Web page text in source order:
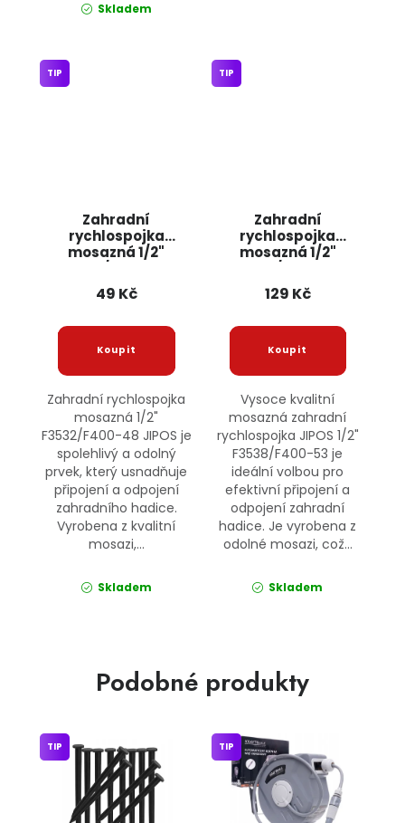
Skladem
Zahradní
rychlospojka
mosazná 1/2"
F3532/F400-48
JIPOS
TIP
49 Kč
Zahradní rychlospojka
mosazná 1/2"
F3532/F400-48 JIPOS je
spolehlivý a odolný
prvek, který usnadňuje
připojení a odpojení
zahradního hadice.
Vyrobena z kvalitní
mosazi,...
Skladem
Zahradní
rychlospojka
mosazná 1/2"
F3538/F400-53
JIPOS
TIP
129 Kč
Vysoce kvalitní
mosazná zahradní
rychlospojka JIPOS 1/2"
F3538/F400-53 je
ideální volbou pro
efektivní připojení a
odpojení zahradní
hadice. Je vyrobena z
odolné mosazi, což...
Skladem
Podobné produkty
TIP TIP